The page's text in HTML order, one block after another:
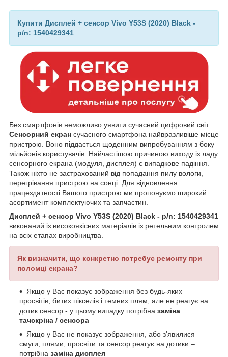
Купити Дисплей + сенсор Vivo Y53S (2020) Black -
p/n: 1540429341
Без смартфонів неможливо уявити сучасний цифровий світ.
Сенсорний екран сучасного смартфона найвразливіше місце
пристрою. Воно піддається щоденним випробуванням з боку
мільйонів користувачів. Найчастішою причиною виходу із ладу
сенсорного екрана (модуля, дисплея) є випадкове падіння.
Також ніхто не застрахований від попадання пилу вологи,
перегрівання пристрою на сонці. Для відновлення
працездатності Вашого пристрою ми пропонуємо широкий
асортимент комплектуючих та запчастин.
Дисплей + сенсор Vivo Y53S (2020) Black - p/n: 1540429341
виконаний із високоякісних матеріалів із ретельним контролем
на всіх етапах виробництва.
Як визначити, що конкретно потребує ремонту при
поломці екрана?
Якщо у Вас показує зображення без будь-яких
просвітів, битих пікселів і темних плям, але не реагує на
дотик сенсор - у цьому випадку потрібна заміна
тачскріна / сенсора
Якщо у Вас не показує зображення, або з'явилися
смуги, плями, просвіти та сенсор реагує на дотики –
потрібна заміна дисплея